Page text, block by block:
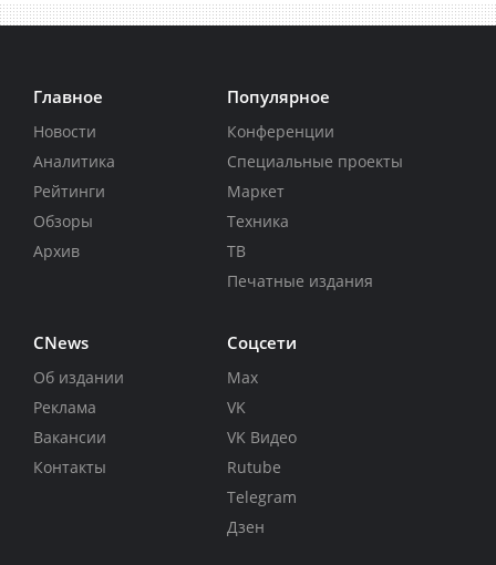
Главное
Новости
Аналитика
Рейтинги
Обзоры
Архив
Популярное
Конференции
Специальные проекты
Маркет
Техника
ТВ
Печатные издания
CNews
Об издании
Реклама
Вакансии
Контакты
Соцсети
Max
VK
VK Видео
Rutube
Telegram
Дзен